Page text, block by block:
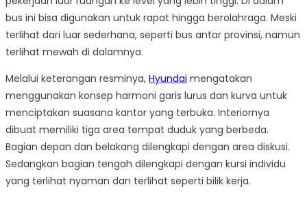
bus ini bisa digunakan untuk rapat hingga berolahraga. Meski
terlihat dari luar sederhana, seperti bus antar provinsi, namun
terlihat mewah di dalamnya.
Melalui keterangan resminya, Hyundai mengatakan
menggunakan konsep harmoni garis lurus dan kurva untuk
menciptakan suasana kantor yang terbuka. Interiornya
dibuat memiliki tiga area tempat duduk yang berbeda.
Bagian depan dan belakang dilengkapi dengan area diskusi.
Sedangkan bagian tengah dilengkapi dengan kursi individu
yang terlihat nyaman dan terlihat seperti bilik kerja.